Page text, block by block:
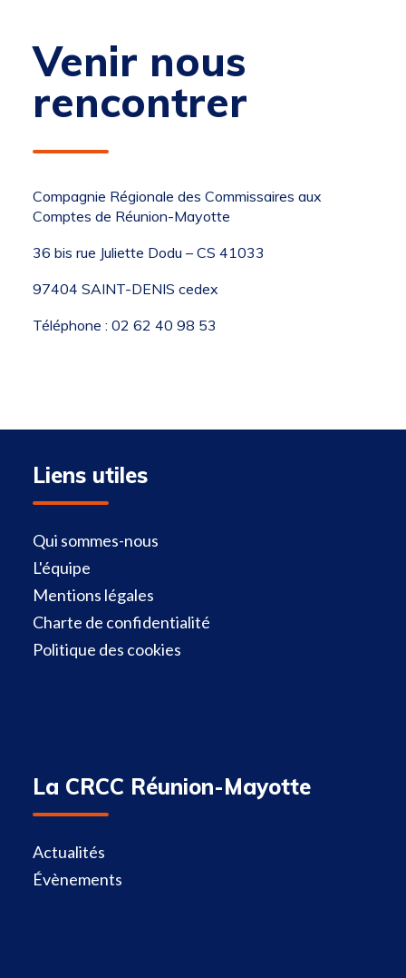
Venir nous
rencontrer
Compagnie Régionale des Commissaires aux
Comptes de Réunion-Mayotte
36 bis rue Juliette Dodu – CS 41033
97404 SAINT-DENIS cedex
Téléphone : 02 62 40 98 53
Liens utiles
Qui sommes-nous
L'équipe
Mentions légales
Charte de confidentialité
Politique des cookies
La CRCC Réunion-Mayotte
Actualités
Évènements